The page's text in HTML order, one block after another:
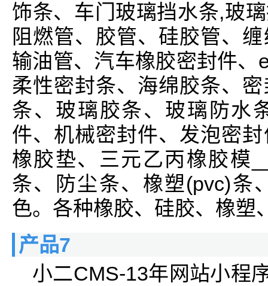
饰条、车门玻璃挡水条,玻
阻燃管、胶管、硅胶管、
输油管、汽车橡胶密封件
柔性密封条、海绵胶条、
条、玻璃胶条、玻璃防水
件、机械密封件、发泡密
橡胶垫、三元乙丙橡胶模
条、防尘条、橡塑(pvc)条
色。各种橡胶、硅胶、橡塑
产品7
小二CMS-13年网站小程